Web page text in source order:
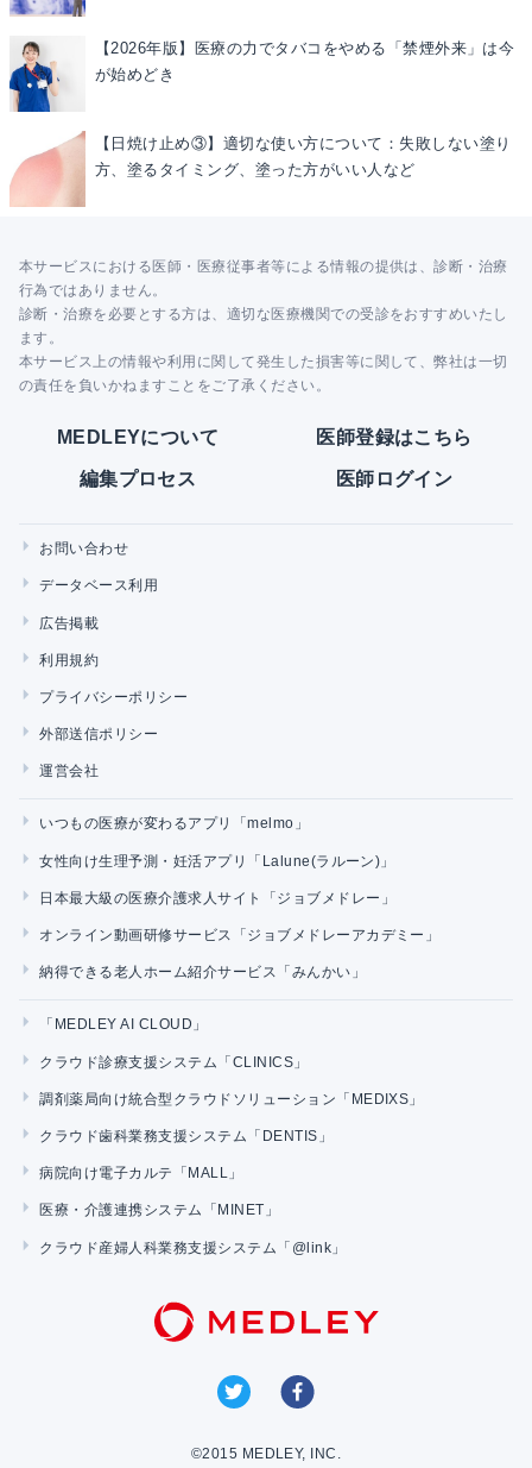
【2026年版】医療の力でタバコをやめる「禁煙外来」は今
が始めどき
【日焼け止め③】適切な使い方について：失敗しない塗り
方、塗るタイミング、塗った方がいい人など
本サービスにおける医師・医療従事者等による情報の提供は、診断・治療
行為ではありません。
診断・治療を必要とする方は、適切な医療機関での受診をおすすめいたし
ます。
本サービス上の情報や利用に関して発生した損害等に関して、弊社は一切
の責任を負いかねますことをご了承ください。
MEDLEYについて 医師登録はこちら
編集プロセス 医師ログイン
お問い合わせ
データベース利用
広告掲載
利用規約
プライバシーポリシー
外部送信ポリシー
運営会社
いつもの医療が変わるアプリ「melmo」
女性向け生理予測・妊活アプリ「Lalune(ラルーン)」
日本最大級の医療介護求人サイト「ジョブメドレー」
オンライン動画研修サービス「ジョブメドレーアカデミー」
納得できる老人ホーム紹介サービス「みんかい」
「MEDLEY AI CLOUD」
クラウド診療支援システム「CLINICS」
調剤薬局向け統合型クラウドソリューション「MEDIXS」
クラウド歯科業務支援システム「DENTIS」
病院向け電子カルテ「MALL」
医療・介護連携システム「MINET」
クラウド産婦人科業務支援システム「@link」
©2015 MEDLEY, INC.